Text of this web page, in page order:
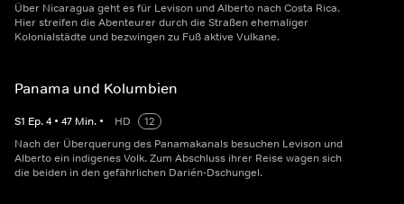
Über Nicaragua geht es für Levison und Alberto nach Costa Rica.
Hier streifen die Abenteurer durch die Straßen ehemaliger
Kolonialstädte und bezwingen zu Fuß aktive Vulkane.
Panama und Kolumbien
S1 Ep.4 • 47 Min. • HD
12
Nach der Überquerung des Panamakanals besuchen Levison und
Alberto ein indigenes Volk. Zum Abschluss ihrer Reise wagen sich
die beiden in den gefährlichen Darién-Dschungel.